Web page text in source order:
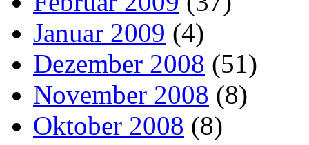
Januar 2009 (4)
Dezember 2008 (51)
November 2008 (8)
Oktober 2008 (8)